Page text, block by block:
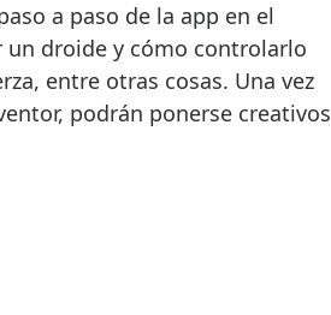
a paso de la app en el
un droide y cómo controlarlo
entre otras cosas. Una vez
podrán ponerse creativos